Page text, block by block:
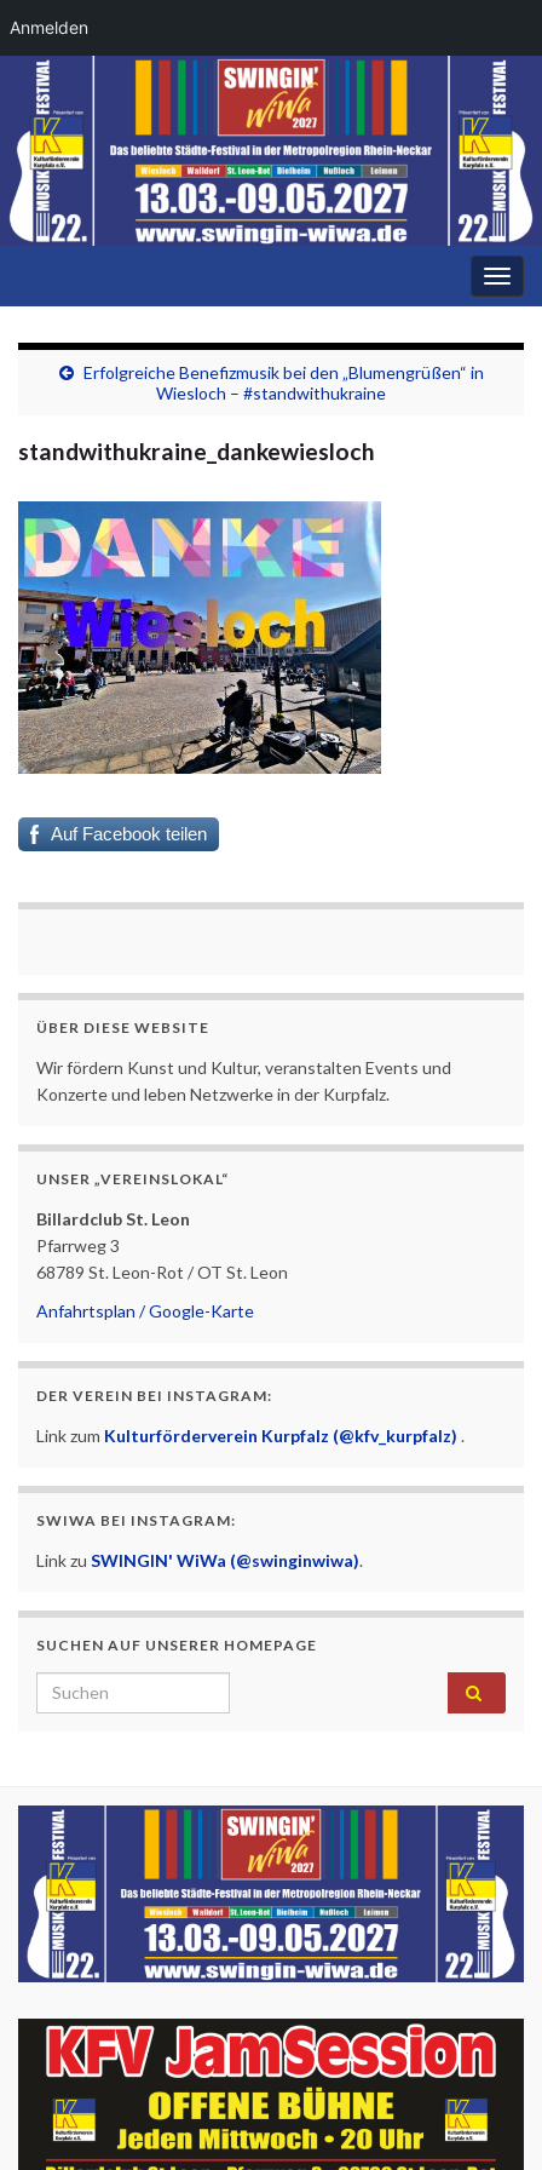
Anmelden
Erfolgreiche Benefizmusik bei den „Blumengrüßen“ in
Wiesloch – #standwithukraine
standwithukraine_dankewiesloch
Auf Facebook teilen
ÜBER DIESE WEBSITE
Wir fördern Kunst und Kultur, veranstalten Events und
Konzerte und leben Netzwerke in der Kurpfalz.
UNSER „VEREINSLOKAL“
Billardclub St. Leon
Pfarrweg 3
68789 St. Leon-Rot / OT St. Leon
Anfahrtsplan / Google-Karte
DER VEREIN BEI INSTAGRAM:
Link zum Kulturförderverein Kurpfalz (@kfv_kurpfalz) .
SWIWA BEI INSTAGRAM:
Link zu SWINGIN' WiWa (@swinginwiwa).
SUCHEN AUF UNSERER HOMEPAGE
Search for: